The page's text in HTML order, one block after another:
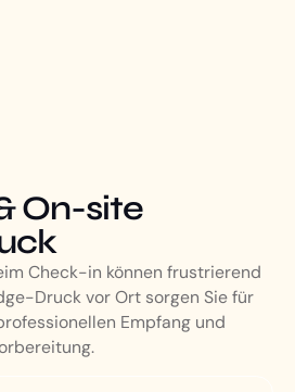
On-site
Check-in können frustrierend
Druck vor Ort sorgen Sie für
Empfang und